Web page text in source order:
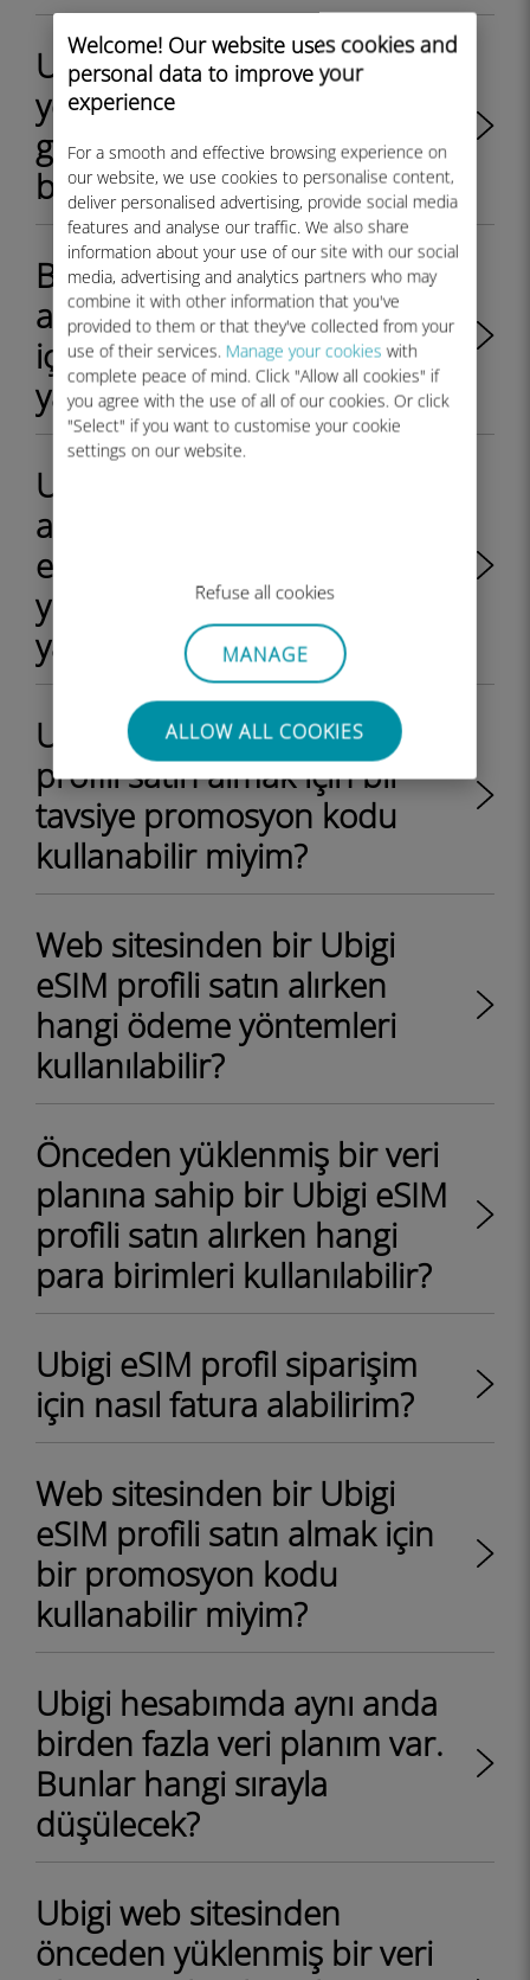
Welcome! Our website uses cookies and
personal data to improve your
experience
For a smooth and effective browsing experience on
our website, we use cookies to personalise content,
deliver personalised advertising, provide social media
features and analyse our traffic. We also share
information about your use of our site with our social
media, advertising and analytics partners who may
combine it with other information that you've
provided to them or that they've collected from your
use of their services. Manage your cookies with
complete peace of mind. Click "Allow all cookies" if
you agree with the use of all of our cookies. Or click
"Select" if you want to customise your cookie
settings on our website.
Refuse all cookies
MANAGE
ALLOW ALL COOKIES
Ubigi eSIM profil siparişimde
yer alan veri planının
geçerlilik süresi ne zaman
başlayacak?
Bir Ubigi eSIM profili satın
aldım ancak QR kodunu
içeren e-postayı almadım. Ne
yapmam gerekiyor?
Ubigi eSIM profili satın aldım
ancak telefonum simlocklu ve
eSIM profilini
yükleyemiyorum. Ne
yapmam gerekiyor?
Ubigi web sitesinde bir eSIM
profili satın almak için bir
tavsiye promosyon kodu
kullanabilir miyim?
Web sitesinden bir Ubigi
eSIM profili satın alırken
hangi ödeme yöntemleri
kullanılabilir?
Önceden yüklenmiş bir veri
planına sahip bir Ubigi eSIM
profili satın alırken hangi
para birimleri kullanılabilir?
Ubigi eSIM profil siparişim
için nasıl fatura alabilirim?
Web sitesinden bir Ubigi
eSIM profili satın almak için
bir promosyon kodu
kullanabilir miyim?
Ubigi hesabımda aynı anda
birden fazla veri planım var.
Bunlar hangi sırayla
düşülecek?
Ubigi web sitesinden
önceden yüklenmiş bir veri